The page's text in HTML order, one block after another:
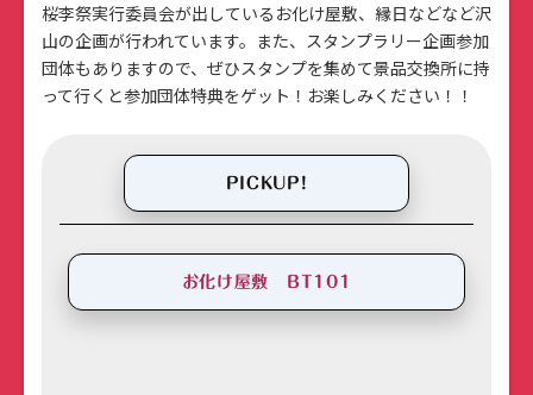
桜李祭実行委員会が出しているお化け屋敷、縁日などなど沢
山の企画が行われています。また、スタンプラリー企画参加
団体もありますので、ぜひスタンプを集めて景品交換所に持
って行くと参加団体特典をゲット！お楽しみください！！
PICKUP!
お化け屋敷 BT101